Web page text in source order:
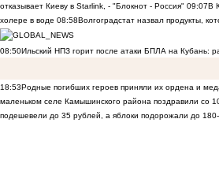
отказывает Киеву в Starlink, - "Блокнот - Россия" 09:07В
холере в воде 08:58Волгоградстат назвал продукты,
08:50Ильский НПЗ горит после атаки БПЛА на Кубань:
18:53Родные погибших героев приняли их ордена и
маленьком селе Камышинского района поздравили со
подешевели до 35 рублей, а яблоки подорожали до 180-